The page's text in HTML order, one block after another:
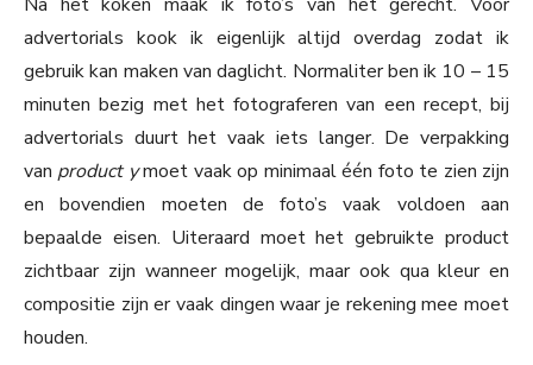
advertorials kook ik eigenlijk altijd overdag zodat ik
gebruik kan maken van daglicht. Normaliter ben ik 10 – 15
minuten bezig met het fotograferen van een recept, bij
advertorials duurt het vaak iets langer. De verpakking
van product ymoet vaak op minimaal één foto te zien zijn
en bovendien moeten de foto’s vaak voldoen aan
bepaalde eisen. Uiteraard moet het gebruikte product
zichtbaar zijn wanneer mogelijk, maar ook qua kleur en
compositie zijn er vaak dingen waar je rekening mee moet
houden.